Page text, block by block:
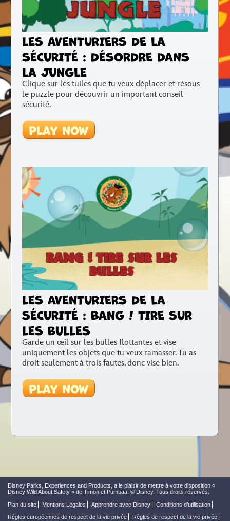
LES AVENTURIERS DE LA
SÉCURITÉ : DÉSORDRE DANS
LA JUNGLE
Clique sur les tuiles que tu veux déplacer et résous
le puzzle pour découvrir un important conseil
sécurité.
Play Now
LES AVENTURIERS DE LA
SÉCURITÉ : BANG ! TIRE SUR
LES BULLES
Garde un œil sur les bulles flottantes et vise
uniquement les objets que tu veux ramasser. Tu as
droit seulement à trois fautes, donc vise bien.
Play Now
Disney Parks, Experiences and Products, a le plaisir de mettre à votre disposition «
Disney Wild About Safety » de Timon et Pumbaa. © Disney. Tous droits réservés.
Plan du site Mentions Légales Apprendre avec Disney
Conditions d’utilisation
Règles européennes de respect de la vie privée
Règles de respect de la vie privée